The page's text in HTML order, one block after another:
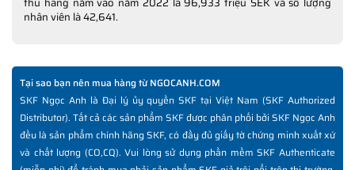
nhân viên là 42,641.
Tại sao bạn nên mua hàng từ NGOCANH.COM
SKF Ngọc Anh là Đại lý ủy quyền SKF tại Việt Nam (SKF Authorized
Distributor). Tất cả các sản phẩm SKF được phân phối bởi SKF Ngọc Anh
đều là sản phẩm chính hãng SKF, có đầy đủ giấy tờ chứng minh xuất xứ
và chất lượng (CO,CQ). Vui lòng sử dụng phần mềm SKF Authenticate